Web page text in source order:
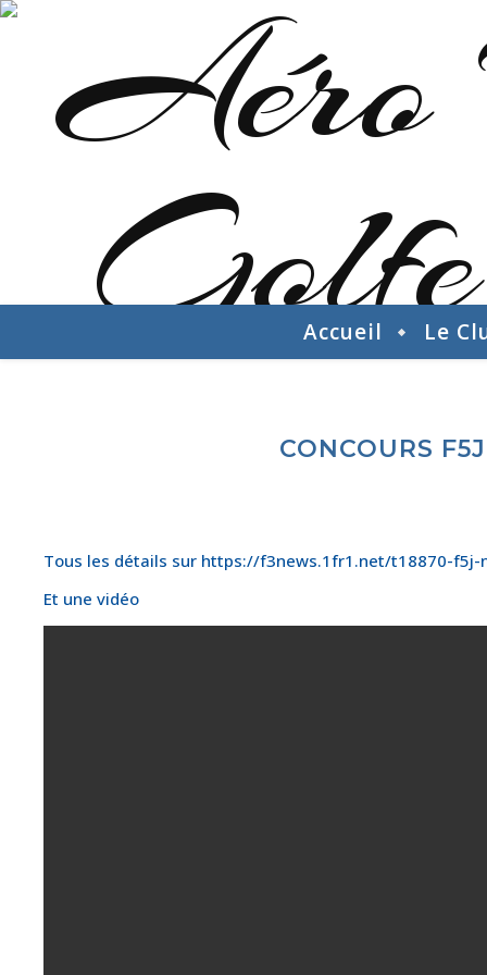
Accueil Le
CONCOURS
Tous les détails sur https://f3news.1fr1.net/t18870-
Et une vidéo